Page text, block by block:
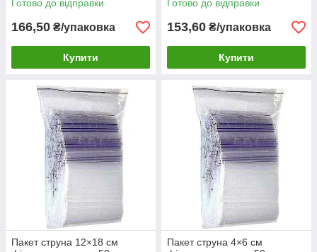
Готово до відправки
166,50 ₴/упаковка
Купити
Готово до відправки
153,60 ₴/упаковка
Купити
Пакет струна 12×18 см
Пакет струна 4×6 см